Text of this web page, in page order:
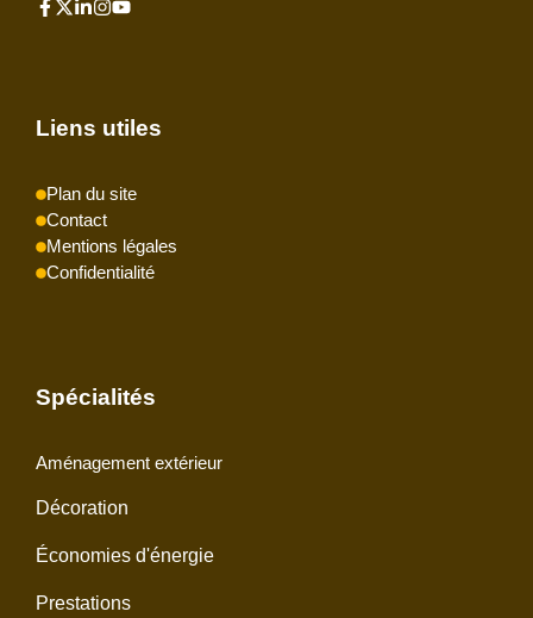
Liens utiles
Plan du site
Contact
Mentions légales
Confidentialité
Spécialités
Aménagement extérieur
Décoration
Économies d'énergie
Prestations